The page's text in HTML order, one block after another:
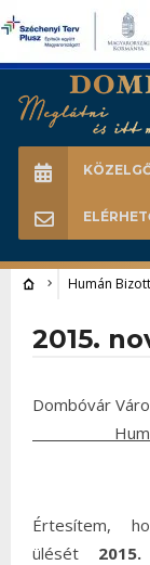
Search
Humán
2015.
Dombóvár
Értesítem,
ülését